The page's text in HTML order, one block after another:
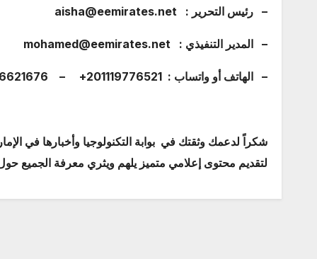
– رئيس التحرير : aisha@eemirates.net
– المدير التنفيذي : mohamed@eemirates.net
– الهاتف أو واتساب : 201119776521+ – 971566621676+
شكراً لدعمك وثقتك في بوابة التكنولوجيا وأخبارها في
لتقديم محتوى إعلامي متميز يلهم ويثري معرفة الجميع حول